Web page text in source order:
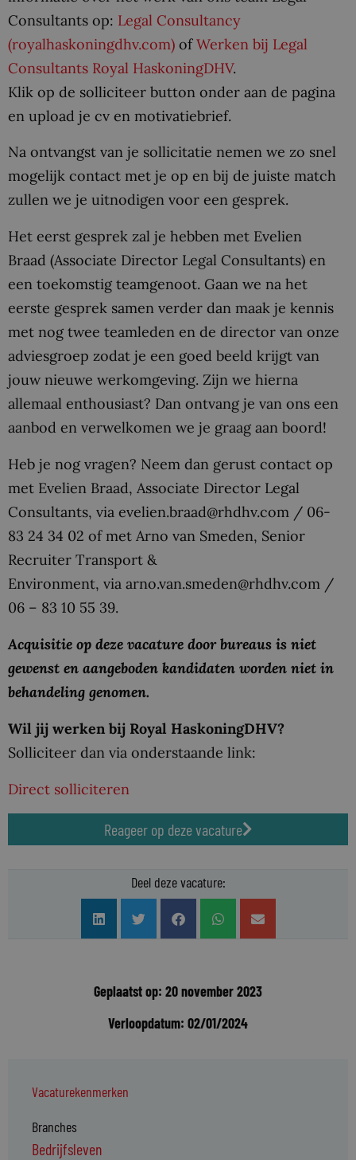
Consultants op: Legal Consultancy
(royalhaskoningdhv.com) ofWerken bij Legal
Consultants Royal HaskoningDHV.
Klik op de solliciteer button onder aan de pagina
en upload je cv en motivatiebrief.
Na ontvangst van je sollicitatie nemen we zo snel
mogelijk contact met je op en bij de juiste match
zullen we je uitnodigen voor een gesprek.
Het eerst gesprek zal je hebben met Evelien
Braad (Associate Director Legal Consultants) en
een toekomstig teamgenoot. Gaan we na het
eerste gesprek samen verder dan maak je kennis
met nog twee teamleden en de director van onze
adviesgroep zodat je een goed beeld krijgt van
jouw nieuwe werkomgeving. Zijn we hierna
allemaal enthousiast? Dan ontvang je van ons een
aanbod en verwelkomen we je graag aan boord!
Heb je nog vragen? Neem dan gerust contact op
met Evelien Braad, Associate Director Legal
Consultants, via evelien.braad@rhdhv.com / 06-
83 24 34 02 of met Arno van Smeden, Senior
Recruiter Transport &
Environment, via arno.van.smeden@rhdhv.com /
06 – 83 10 55 39.
Acquisitie op deze vacature door bureaus is niet
gewenst en aangeboden kandidaten worden niet in
behandeling genomen.
Wil jij werken bij Royal HaskoningDHV?
Solliciteer dan via onderstaande link:
Direct solliciteren
Reageer op deze vacature
Deel deze vacature:
Geplaatst op: 20 november 2023
Verloopdatum: 02/01/2024
Vacaturekenmerken
Branches
Bedrijfsleven